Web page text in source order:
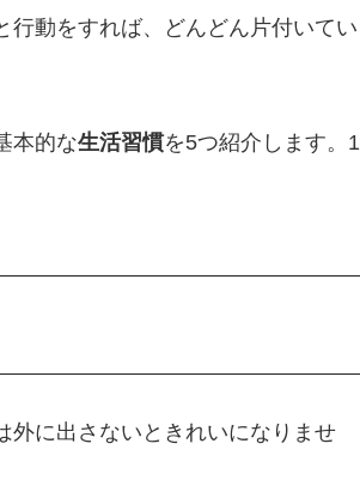
行動をすれば、どんどん片付いてい
本的な生活習慣を5つ紹介します。1
外に出さないときれいになりませ